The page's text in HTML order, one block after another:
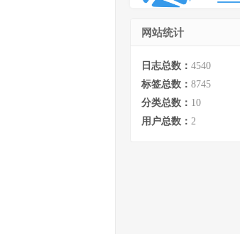
网站统计
日志总数： 4540
标签总数： 8745
分类总数： 10
用户总数： 2